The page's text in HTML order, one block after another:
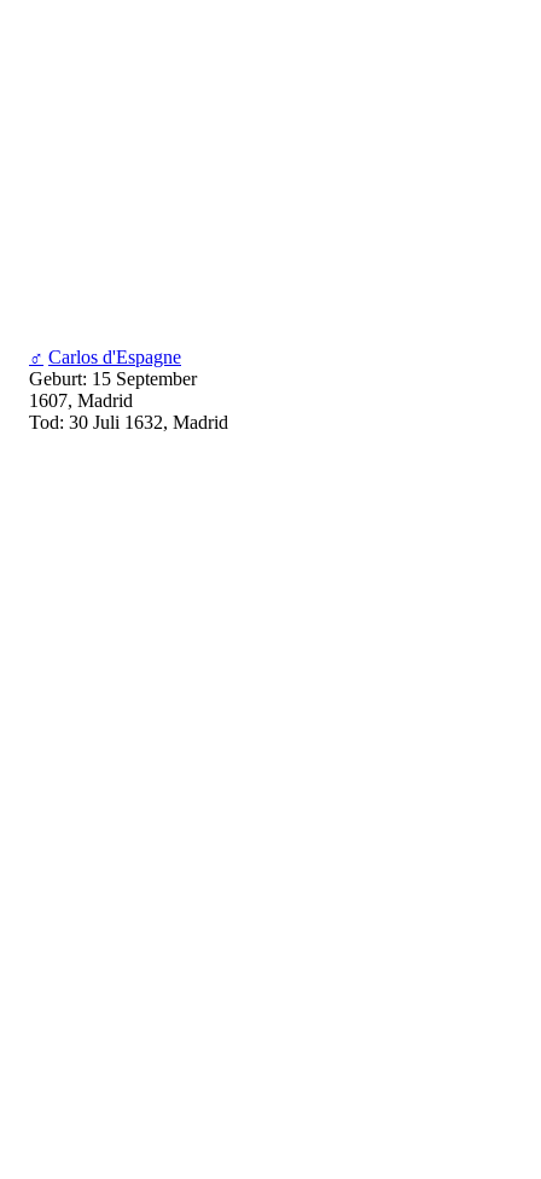
♂ Carlos d'Espagne
Geburt: 15 September
1607, Madrid
Tod: 30 Juli 1632, Madrid